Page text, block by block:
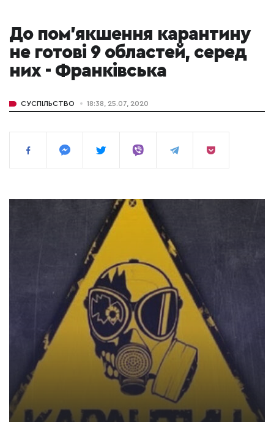
До пом'якшення карантину
не готові 9 областей, серед
них - Франківська
СУСПІЛЬСТВО 18:38, 25.07, 2020